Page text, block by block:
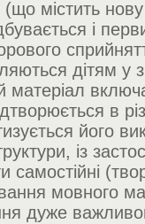
(що містить
і
дітям у
матеріал
в
його
із
самостійні
мовного
дуже